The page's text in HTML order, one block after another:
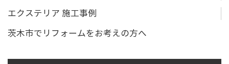
エクステリア 施工事例
茨木市でリフォームをお考えの方へ